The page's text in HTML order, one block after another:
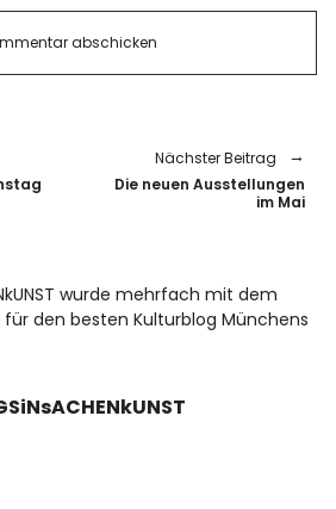
Nächster Beitrag
Die neuen Ausstellungen
im Mai
wurde mehrfach mit dem
für den besten Kulturblog Münchens